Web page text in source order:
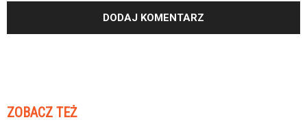
ZOBACZ TEŻ